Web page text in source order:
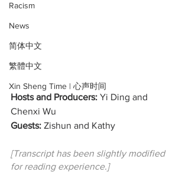
Racism
News
简体中文
繁體中文
Xin Sheng Time | 心声时间
Hosts and Producers: Yi Ding and
Chenxi Wu
Guests: Zishun and Kathy
[Transcript has been slightly modified
for reading experience.]